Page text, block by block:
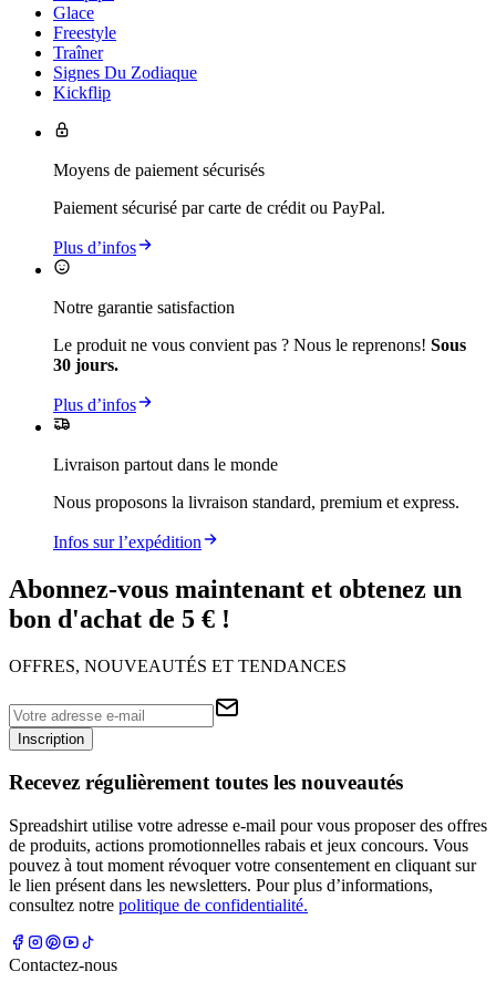
Glace
Freestyle
Traîner
Signes Du Zodiaque
Kickflip
Moyens de paiement sécurisés
Paiement sécurisé par carte de crédit ou PayPal.
Plus d’infos
Notre garantie satisfaction
Le produit ne vous convient pas ? Nous le reprenons! Sous
30 jours.
Plus d’infos
Livraison partout dans le monde
Nous proposons la livraison standard, premium et express.
Infos sur l’expédition
Abonnez-vous maintenant et obtenez un
bon d'achat de 5 € !
OFFRES, NOUVEAUTÉS ET TENDANCES
Inscription
Recevez régulièrement toutes les nouveautés
Spreadshirt utilise votre adresse e-mail pour vous proposer des offres
de produits, actions promotionnelles rabais et jeux concours. Vous
pouvez à tout moment révoquer votre consentement en cliquant sur
le lien présent dans les newsletters. Pour plus d’informations,
consultez notre politique de confidentialité.
Contactez-nous